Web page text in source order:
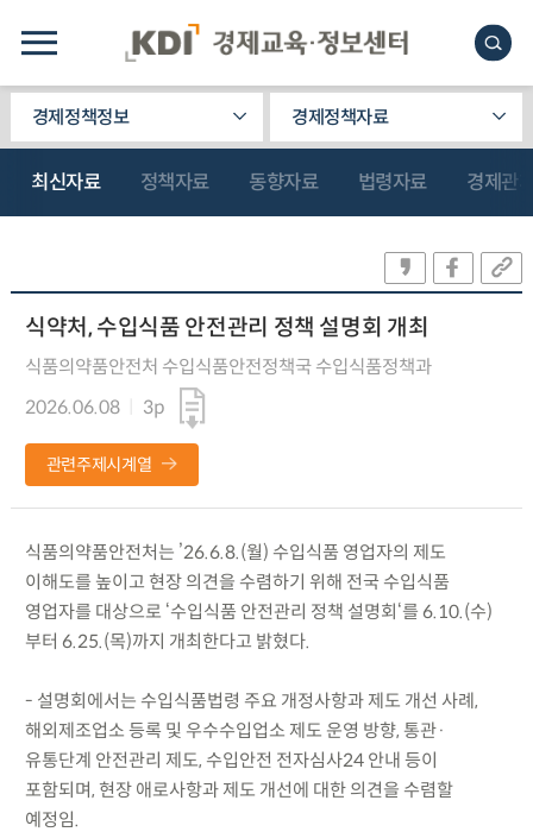
경제정책정보 경제정책자료
최신자료 정책자료 동향자료 법령자료 경제관
식약처, 수입식품 안전관리 정책 설명회 개최
식품의약품안전처 수입식품안전정책국 수입식품정책과
2026.06.08
3p
관련주제시계열
식품의약품안전처는 ’26.6.8.(월) 수입식품 영업자의 제도
이해도를 높이고 현장 의견을 수렴하기 위해 전국 수입식품
영업자를 대상으로 ‘수입식품 안전관리 정책 설명회‘를 6.10.(수)
부터 6.25.(목)까지 개최한다고 밝혔다.
- 설명회에서는 수입식품법령 주요 개정사항과 제도 개선 사례,
해외제조업소 등록 및 우수수입업소 제도 운영 방향, 통관·
유통단계 안전관리 제도, 수입안전 전자심사24 안내 등이
포함되며, 현장 애로사항과 제도 개선에 대한 의견을 수렴할
예정임.